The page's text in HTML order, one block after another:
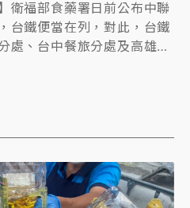
衛福部食藥署日前公布中聯
台鐵便當在列，對此，台鐵
處、台中餐旅分處及高雄餐
目前台鐵便當所使用的大豆
，亦取得合約廠商提供的合